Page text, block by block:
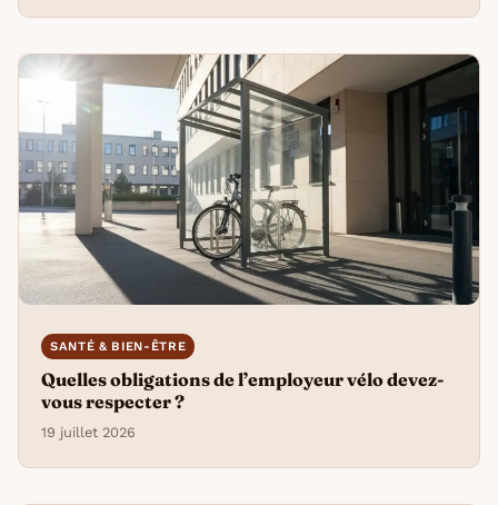
SANTÉ & BIEN-ÊTRE
Quelles obligations de l’employeur vélo devez-
vous respecter ?
19 juillet 2026